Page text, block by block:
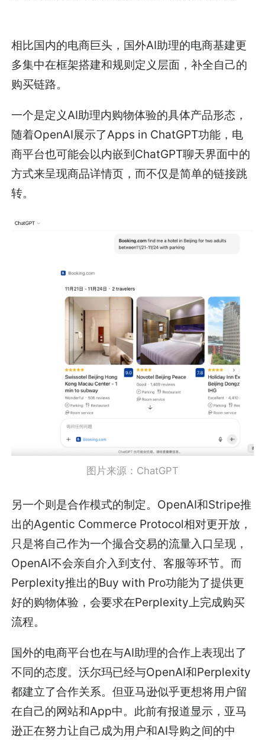
相比国内的电商巨头，国外AI助理的电商基建更
多集中在框架搭建和规则定义层面，补全自己的
购买链路。
一个是定义AI助理内购物体验的具体产品形态，
随着OpenAI展示了Apps in ChatGPT功能，电
商平台也可能会以内嵌到ChatGPT聊天界面中的
方式来呈现商品详情页，而不仅是简单的链接跳
转。
图片来源：ChatGPT
另一个则是合作模式的制定。OpenAI和Stripe推
出的Agentic Commerce Protocol相对更开放，
只是将自己作为一个撮合交易的流量入口呈现，
OpenAI不会亲自介入到支付、客服等环节。而
Perplexity推出的Buy with Pro功能为了提供更
好的购物体验，会要求在Perplexity上完成购买
流程。
国外的电商平台也在与AI助理的合作上表现出了
不同的态度。沃尔玛已经与OpenAI和Perplexity
都建立了合作关系。但亚马逊似乎更想将用户留
在自己的网站和App中。此前有报道显示，亚马
逊正在努力让自己成为用户和AI导购之间的中